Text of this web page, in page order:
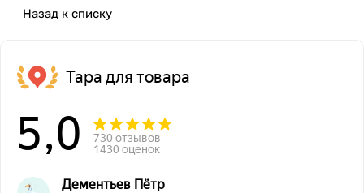
Назад к списку
Тара для товара
5,0
730 отзывов
1430 оценок
Дементьев Пётр